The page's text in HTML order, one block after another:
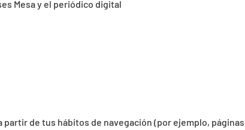
Mesa y el periódico digital
de tus hábitos de navegación (por ejemplo, páginas